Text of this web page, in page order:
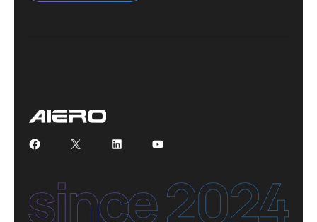
Facebook
X LinkedInYouTube